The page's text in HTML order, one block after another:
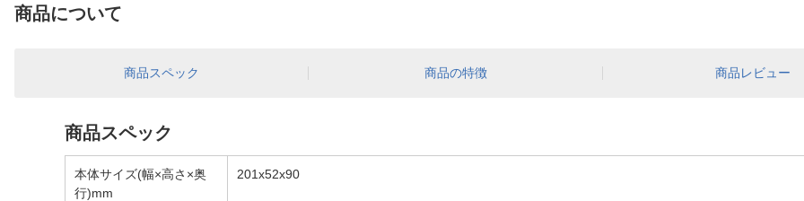
商品について
商品スペック 商品の特徴 商品レビュー
商品スペック
本体サイズ(幅×高さ×奥
行)mm
201x52x90